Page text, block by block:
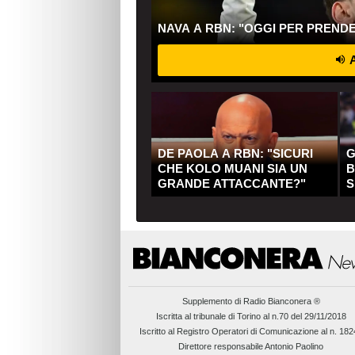
NAVA A RBN: "OGGI PER
DE PAOLA A RBN: "SICURI
CHE KOLO MUANI SIA UN
GRANDE ATTACCANTE?"
Supplemento di Radio Bianconera ®
Iscritta al tribunale di Torino al n.70 del 29/11/2018
Iscritto al Registro Operatori di Comunicazione al n.
Direttore responsabile Antonio Paolino